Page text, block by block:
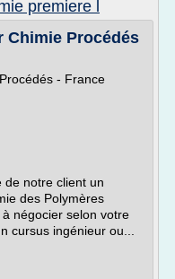
premiere l
Chimie Procédés
- France
de notre client un
des Polymères
négocier selon votre
cursus ingénieur ou...